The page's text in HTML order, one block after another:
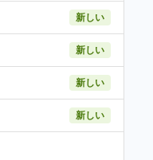
新しい
新しい
新しい
新しい